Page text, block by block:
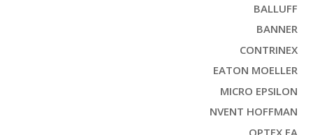
BALLUFF
BANNER
CONTRINEX
EATON MOELLER
MICRO EPSILON
NVENT HOFFMAN
OPTEX FA